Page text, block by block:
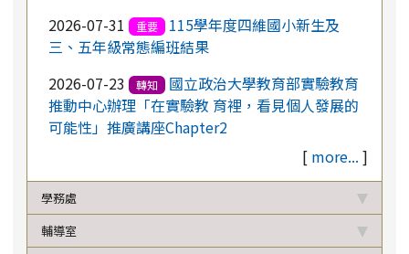
2026-07-31
重要
115學年度四維國小新生及
三、五年級常態編班結果
2026-07-23
轉知
國立政治大學教育部實驗教育
推動中心辦理「在實驗教 育裡，看見個人發展的
可能性」推廣講座Chapter2
[ more... ]
學務處
輔導室